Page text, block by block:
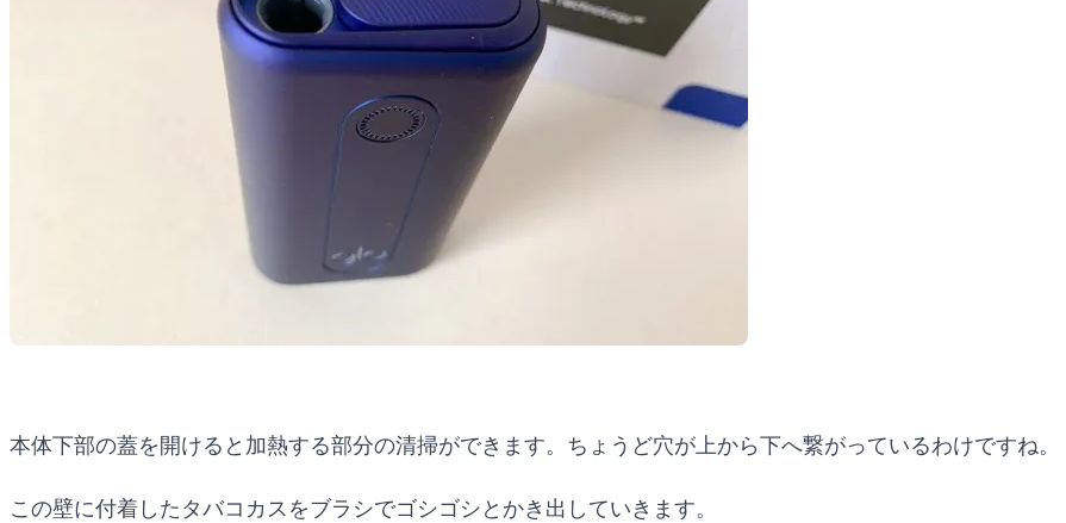
本体下部の蓋を開けると加熱する部分の清掃ができます。ちょうど穴が上から下へ繋がっているわけですね。
この壁に付着したタバコカスをブラシでゴシゴシとかき出していきます。